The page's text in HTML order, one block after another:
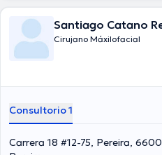
Santiago Catano
Cirujano Máxilofacial
Consultorio 1
Carrera 18 #12-75, Pereira,